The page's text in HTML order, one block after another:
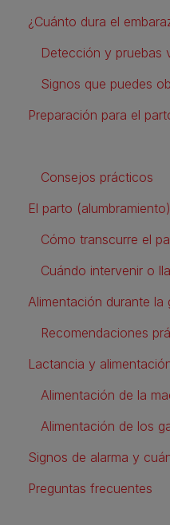
¿Cuánto dura el
Detección y pruebas
Signos que puedes
Preparación para el
Consejos prácticos
El parto (alumbramiento)
Cómo transcurre el
Cuándo intervenir o
Alimentación durante la
Recomendaciones
Lactancia y
Alimentación de la
Alimentación de los
Signos de alarma y
Preguntas frecuentes